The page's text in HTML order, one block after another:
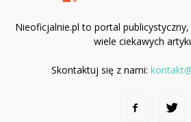
Nieoficjalnie.pl to portal
wiele ciekawych
Skontaktuj się z nami: